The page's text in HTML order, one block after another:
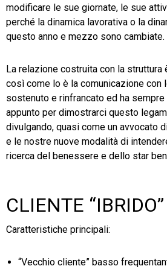
modificare le sue giornate, le sue
perché la dinamica lavorativa o la
questo anno e mezzo sono cambiate.
La relazione costruita con la struttura
così come lo è la comunicazione con
sostenuto e rinfrancato ed ha
appunto per dimostrarci questo
divulgando, quasi come un avvocato
e le nostre nuove modalità di
ricerca del benessere e dello star
CLIENTE “IBRIDO”
Caratteristiche principali:
“Vecchio cliente” basso